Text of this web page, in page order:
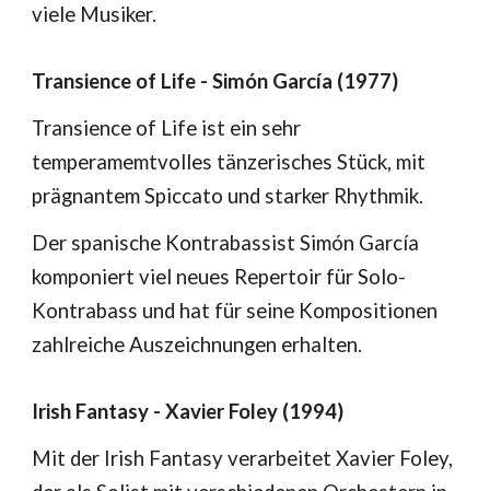
viele Musiker.
Transience of Life - Simón García (1977)
Transience of Life ist ein sehr
temperamemtvolles tänzerisches Stück, mit
prägnantem Spiccato und starker Rhythmik.
Der spanische Kontrabassist Simón García
komponiert viel neues Repertoir für Solo-
Kontrabass und hat für seine Kompositionen
zahlreiche Auszeichnungen erhalten.
Irish Fantasy - Xavier Foley (1994)
Mit der Irish Fantasy verarbeitet Xavier Foley,